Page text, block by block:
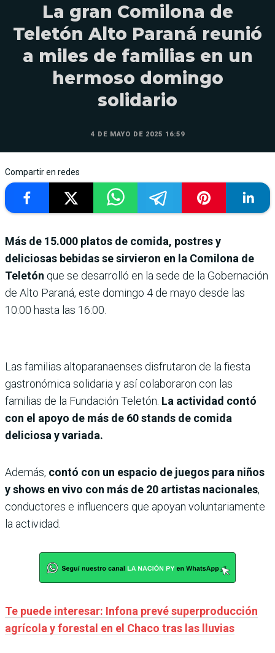
La gran Comilona de
Teletón Alto Paraná reunió
a miles de familias en un
hermoso domingo
solidario
4 DE MAYO DE 2025 16:59
Compartir en redes
Más de 15.000 platos de comida, postres y
deliciosas bebidas se sirvieron en la Comilona de
Teletón que se desarrolló en la sede de la Gobernación
de Alto Paraná, este domingo 4 de mayo desde las
10:00 hasta las 16:00.
Las familias altoparanaenses disfrutaron de la fiesta
gastronómica solidaria y así colaboraron con las
familias de la Fundación Teletón. La actividad contó
con el apoyo de más de 60 stands de comida
deliciosa y variada.
Además, contó con un espacio de juegos para niños
y shows en vivo con más de 20 artistas nacionales,
conductores e influencers que apoyan voluntariamente
la actividad.
Te puede interesar: Infona prevé superproducción
agrícola y forestal en el Chaco tras las lluvias